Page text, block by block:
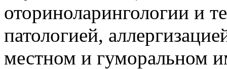
оториноларингологии и
патологией,
местном и гуморальном